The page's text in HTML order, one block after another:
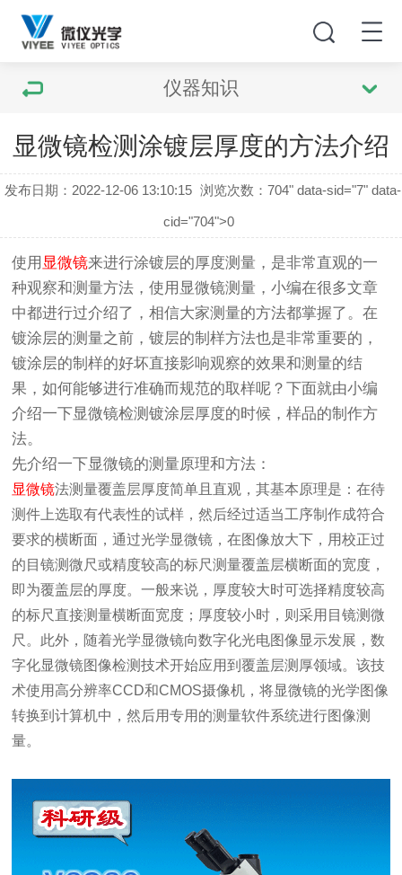
仪器知识
显微镜检测涂镀层厚度的方法介绍
发布日期：2022-12-06 13:10:15 浏览次数： 704" data-sid="7" data-
cid="704">0
使用 显微镜来进行涂镀层的厚度测量，是非常直观的一
种观察和测量方法，使用显微镜测量，小编在很多文章
中都进行过介绍了，相信大家测量的方法都掌握了。在
镀涂层的测量之前，镀层的制样方法也是非常重要的，
镀涂层的制样的好坏直接影响观察的效果和测量的结
果，如何能够进行准确而规范的取样呢？下面就由小编
介绍一下显微镜检测镀涂层厚度的时候，样品的制作方
法。
先介绍一下显微镜的测量原理和方法：
显微镜法测量覆盖层厚度简单且直观，其基本原理是：在待
测件上选取有代表性的试样，然后经过适当工序制作成符合
要求的横断面，通过光学显微镜，在图像放大下，用校正过
的目镜测微尺或精度较高的标尺测量覆盖层横断面的宽度，
即为覆盖层的厚度。一般来说，厚度较大时可选择精度较高
的标尺直接测量横断面宽度；厚度较小时，则采用目镜测微
尺。此外，随着光学显微镜向数字化光电图像显示发展，数
字化显微镜图像检测技术开始应用到覆盖层测厚领域。该技
术使用高分辨率CCD和CMOS摄像机，将显微镜的光学图像
转换到计算机中，然后用专用的测量软件系统进行图像测
量。